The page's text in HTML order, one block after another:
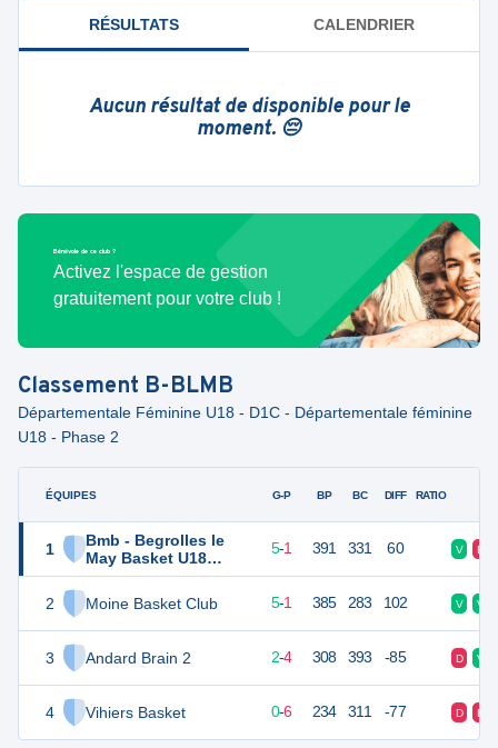
RÉSULTATS CALENDRIER
Aucun résultat de disponible pour le
moment. 😔
Bénévole de ce club ?
Activez l'espace de gestion
gratuitement pour votre club !
Classement B-BLMB
Départementale Féminine U18 - D1C - Départementale féminine
U18 - Phase 2
ÉQUIPES
1
Bmb - Begrolles le
May Basket U18
Féminines
2
Moine Basket Club
3 Andard Brain 2
4 Vihiers Basket
G-P BP BC DIFF RATIO
11 5-1 391 331 60 V D
11 5-1 385 283 102 V V
2-4 308 393 -85 D V
0-6 234 311 -77 D D